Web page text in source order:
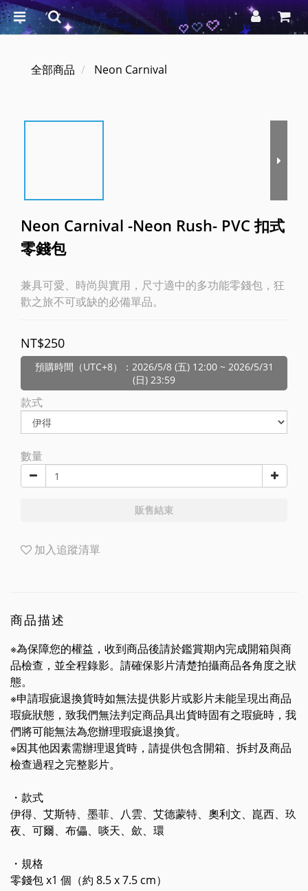
全部商品 Neon Carnival
Neon Carnival -Neon Rush- PVC 扣式
零錢包
兼具可愛、時尚與實用，尺寸適中的多功能零錢包，狂
歡之旅不可或缺的必備單品。
NT$250
預購時間（UTC+8）：2026/5/8 (五) 12:00 ~ 2026/5/31
(日) 23:59
款式
數量
販售結束
加入追蹤清單
商品描述
※為保障您的權益，收到商品後請於鑑賞期內完成開箱與商
品檢查，並全程錄影。請確保影片清楚拍攝商品各角度之狀
態。
※申請瑕疵退換貨時如無法提供影片或影片未能呈現出商品
瑕疵狀態，致我們無法判定商品具出貨時固有之瑕疵時，我
們將可能無法為您辦理瑕疵退換貨。
※因其他因素需辦理退貨時，請提供包含開箱、拆封及商品
檢查過程之完整影片。
・款式
伊得、艾斯特、墨菲、八雲、艾德蒙特、奧利文、崑西、玖
夜、可爾、布儡、啖天、歛、環
・規格
零錢包 x1 個（約 8.5 x 7.5 cm）